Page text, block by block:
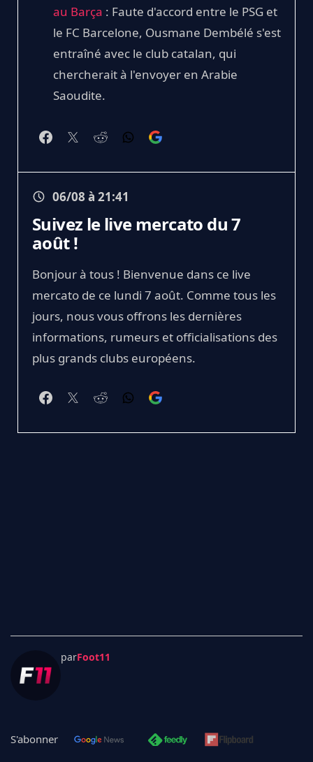
au Barça : Faute d'accord entre le PSG et
le FC Barcelone, Ousmane Dembélé s'est
entraîné avec le club catalan, qui
chercherait à l'envoyer en Arabie
Saoudite.
06/08 à 21:41
Suivez le live mercato du 7
août !
Bonjour à tous ! Bienvenue dans ce live
mercato de ce lundi 7 août. Comme tous les
jours, nous vous offrons les dernières
informations, rumeurs et officialisations des
plus grands clubs européens.
parFoot11
S'abonner